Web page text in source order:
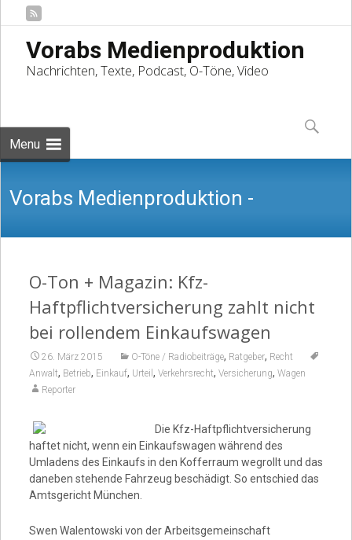
Vorabs Medienproduktion
Nachrichten, Texte, Podcast, O-Töne, Video
Menu
to
content
Suchen
nach:
Vorabs Medienproduktion -
Nachrichten, Texte, Podcast, O-Töne,
Video
O-Ton + Magazin: Kfz-
Haftpflichtversicherung zahlt nicht
bei rollendem Einkaufswagen
26. März 2015 O-Töne / Radiobeiträge, Ratgeber, Recht
Anwalt, Betrieb, Einkauf, Urteil , Verkehrsrecht, Versicherung, Wagen
Reporter
Die Kfz-Haftpflichtversicherung
haftet nicht, wenn ein Einkaufswagen während des
Umladens des Einkaufs in den Kofferraum wegrollt und das
daneben stehende Fahrzeug beschädigt. So entschied das
Amtsgericht München.
Swen Walentowski von der Arbeitsgemeinschaft